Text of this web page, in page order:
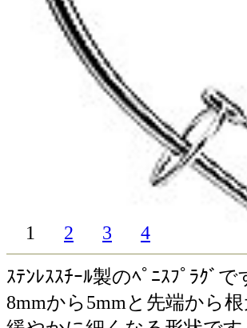
1 2 3 4
ｽﾃﾝﾚｽｽﾁｰﾙ製のﾍﾟﾆｽﾌﾟﾗｸﾞで
8mmから5mmと先端から